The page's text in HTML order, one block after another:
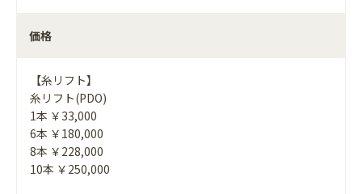
価格
【糸リフト】
糸リフト(PDO)
1本 ￥33,000
6本 ￥180,000
8本 ￥228,000
10本 ￥250,000